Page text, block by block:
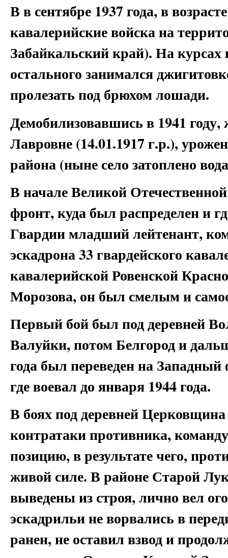
В в сентябре 1937 года, в
кавалерийские войска на
Забайкальский край). На курсах
остального занимался
пролезать под брюхом лошади.
Демобилизовавшись в 1941
Лавровне (14.01.1917 г.р.),
района (ныне село затоплено
В начале Великой
фронт, куда был распределен и
Гвардии младший лейтенант,
эскадрона 33 гвардейского
кавалерийской Ровенской
Морозова, он был смелым и
Первый бой был под деревней
Валуйки, потом Белгород и
года был переведен на
где воевал до января 1944 года.
В боях под деревней
контратаки противника,
позицию, в результате чего,
живой силе. В районе Старой
выведены из строя, лично вел
эскадрильи не ворвались в
ранен, не оставил взвод и